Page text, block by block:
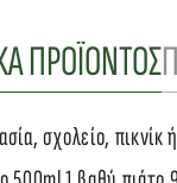
ΠΡΟΪΟΝΤΟΣ
σχολείο,